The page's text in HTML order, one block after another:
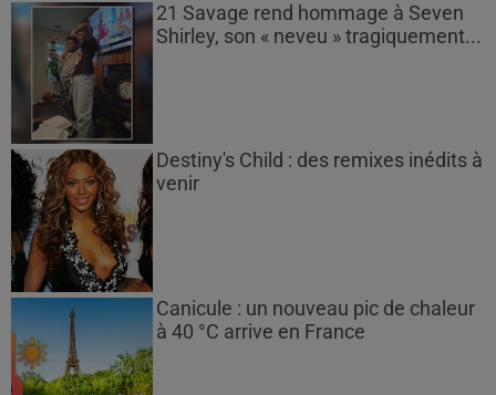
21 Savage rend hommage à Seven
Shirley, son « neveu » tragiquement...
Destiny's Child : des remixes inédits à
venir
Canicule : un nouveau pic de chaleur
à 40 °C arrive en France